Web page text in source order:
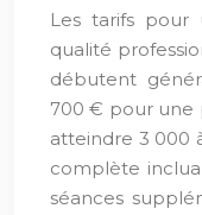
Les tarifs
qualité
débutent
700 € pour une
atteindre 3 000
complète
séances